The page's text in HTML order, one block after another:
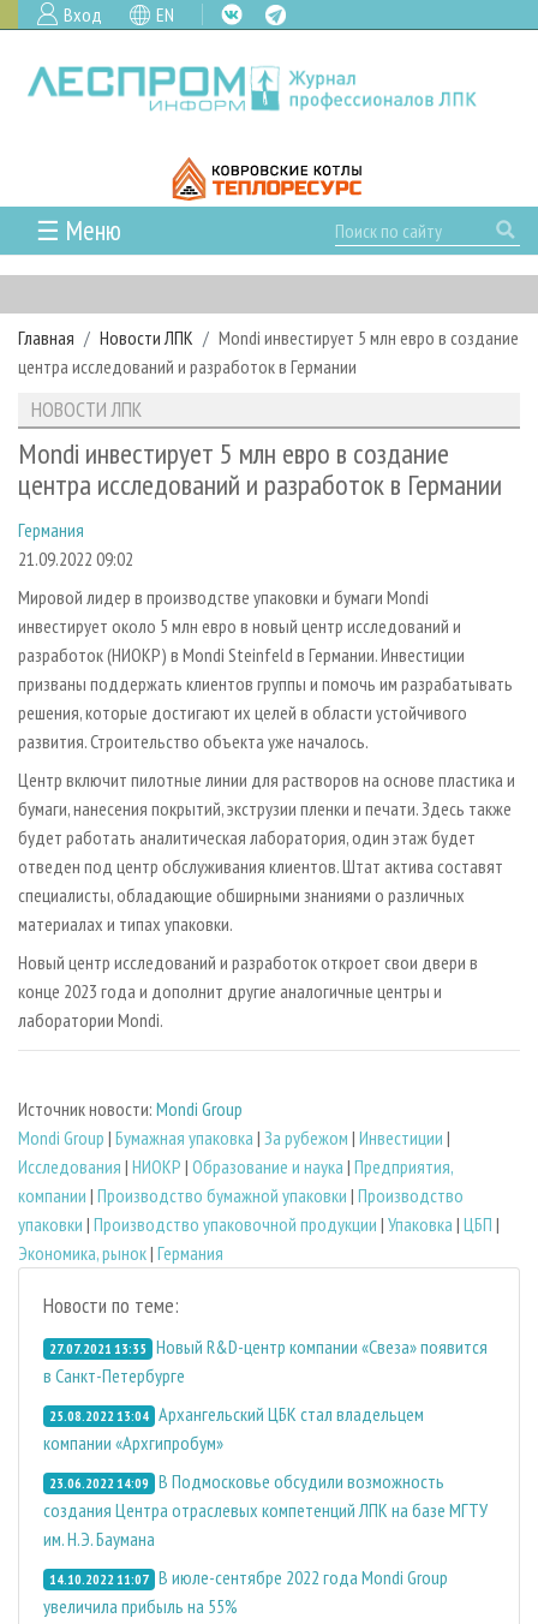
Вход EN
☰ Меню
ГЛАВНАЯ
РУБРИКИ И ТЕМЫ
РУБРИКИ ЖУРНАЛА
ЛЕСОЗАГОТОВКА
ЛЕСОПИЛЕНИЕ
СУШКА ДРЕВЕСИНЫ
ПРОИЗВОДСТВО ДРЕВЕСНЫХ ПЛИТ
ДЕРЕВЯННОЕ ДОМОСТРОЕНИЕ
ПРОИЗВОДСТВО МЕБЕЛИ
БИОЭНЕРГЕТИКА
ЦБП
ИНСТРУМЕНТ И МАТЕРИАЛЫ
НОВОСТИ
НОВОСТИ ЛПК
НОВОСТИ ЖУРНАЛА
ПРОЕКТЫ ЛПИ
АНАЛИТИКА
ПРЕДПРИЯТИЯ ЛПК
ПЕРСОНЫ
МОБИЛЬНЫЕ ВЫСТАВКИ
ОФИЦИАЛЬНЫЕ ДЕЛЕГАЦИИ
ПРИОРИТЕТНЫЕ ИНВЕСТПРОЕКТЫ
RUSSIAN FORESTRY REVIEW
ГАЗЕТА ЛЕСПРОМФОРУМ
БИБЛИОТЕКА СПЕЦИАЛИСТА
АРХИВ
АРХИВ ЖУРНАЛОВ
О ЖУРНАЛЕ
КОНТАКТЫ
РЕКЛАМОДАТЕЛЯМ
РЕКЛАМА
РЕКЛАМА НА САЙТЕ
Главная Новости ЛПК
Mondi инвестирует 5 млн евро в создание
центра исследований и разработок в Германии
НОВОСТИ ЛПК
Mondi инвестирует 5 млн евро в создание
центра исследований и разработок в Германии
Германия
21.09.2022 09:02
Мировой лидер в производстве упаковки и бумаги Mondi
инвестирует около 5 млн евро в новый центр исследований и
разработок (НИОКР) в Mondi Steinfeld в Германии. Инвестиции
призваны поддержать клиентов группы и помочь им разрабатывать
решения, которые достигают их целей в области устойчивого
развития. Строительство объекта уже началось.
Центр включит пилотные линии для растворов на основе пластика и
бумаги, нанесения покрытий, экструзии пленки и печати. Здесь также
будет работать аналитическая лаборатория, один этаж будет
отведен под центр обслуживания клиентов. Штат актива составят
специалисты, обладающие обширными знаниями о различных
материалах и типах упаковки.
Новый центр исследований и разработок откроет свои двери в
конце 2023 года и дополнит другие аналогичные центры и
лаборатории Mondi.
Источник новости: Mondi Group
Mondi Group | Бумажная упаковка | За рубежом | Инвестиции |
Исследования | НИОКР | Образование и наука | Предприятия,
компании | Производство бумажной упаковки | Производство
упаковки | Производство упаковочной продукции | Упаковка | ЦБП |
Экономика, рынок| Германия
Новости по теме:
27.07.2021 13:35 Новый R&D-центр компании «Свеза» появится
в Санкт-Петербурге
25.08.2022 13:04 Архангельский ЦБК стал владельцем
компании «Архгипробум»
23.06.2022 14:09 В Подмосковье обсудили возможность
создания Центра отраслевых компетенций ЛПК на базе МГТУ
им. Н.Э. Баумана
14.10.2022 11:07 В июле-сентябре 2022 года Mondi Group
увеличила прибыль на 55%